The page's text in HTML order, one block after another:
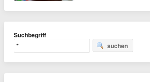
Suchbegriff
suchen